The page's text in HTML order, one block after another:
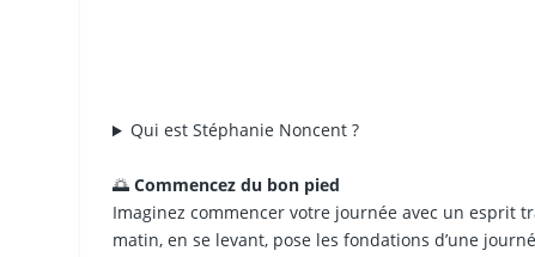
Qui est Stéphanie Noncent ?
🌅Commencez du bon pied
Imaginez commencer votre journée avec un esprit
matin, en se levant, pose les fondations d’une